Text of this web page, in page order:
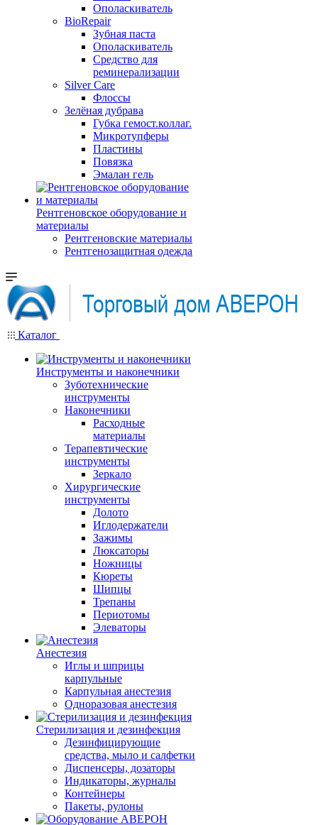
Ополаскиватель
BioRepair
Зубная паста
Ополаскиватель
Средство для
реминерализации
Silver Care
Флоссы
Зелёная дубрава
Губка гемост.коллаг.
Микротупферы
Пластины
Повязка
Эмалан гель
Рентгеновское оборудование и
материалы
Рентгеновские материалы
Рентгенозащитная одежда
Каталог
Инструменты и наконечники
Зуботехнические
инструменты
Наконечники
Расходные
материалы
Терапевтические
инструменты
Зеркало
Хирургические
инструменты
Долото
Иглодержатели
Зажимы
Люксаторы
Ножницы
Кюреты
Шипцы
Трепаны
Периотомы
Элеваторы
Анестезия
Иглы и шприцы
карпульные
Карпульная анестезия
Одноразовая анестезия
Стерилизация и дезинфекция
Дезинфицирующие
средства, мыло и салфетки
Диспенсеры, дозаторы
Индикаторы, журналы
Контейнеры
Пакеты, рулоны